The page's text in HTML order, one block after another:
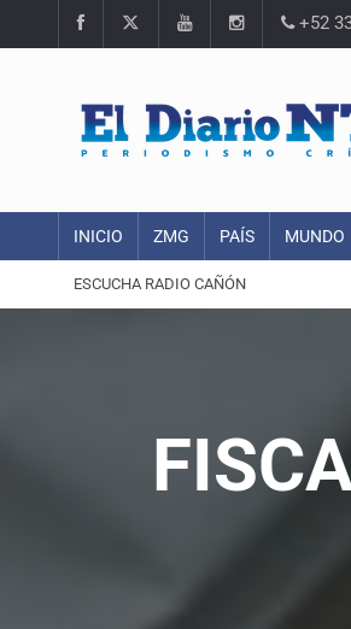
+52
INICIO ZMG PAÍS MUNDO
ESCUCHA RADIO CAÑÓN